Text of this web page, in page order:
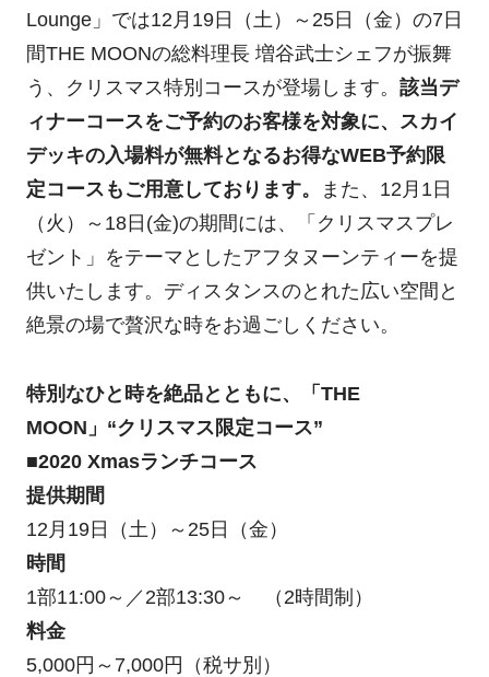
Lounge」では12月19日（土）～25日（金）の7日
間THE MOONの総料理長 増谷武士シェフが振舞
う、クリスマス特別コースが登場します。 該当デ
ィナーコースをご予約のお客様を対象に、スカイ
デッキの入場料が無料となるお得なWEB予約限
定コースもご用意しております。
また、12月1日
（火）～18日(金)の期間には、「クリスマスプレ
ゼント」をテーマとしたアフタヌーンティーを提
供いたします。ディスタンスのとれた広い空間と
絶景の場で贅沢な時をお過ごしください。
特別なひと時を絶品とともに、「THE
MOON」“クリスマス限定コース”
■2020 Xmasランチコース
提供期間
12月19日（土）～25日（金）
時間
1部11:00～／2部13:30～ （2時間制）
料金
5,000円～7,000円（税サ別）